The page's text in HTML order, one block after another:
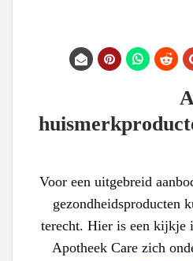
Voor een uitgebreid
gezondheidsproducten
terecht. Hier is een kijkje
Apotheek Care zich